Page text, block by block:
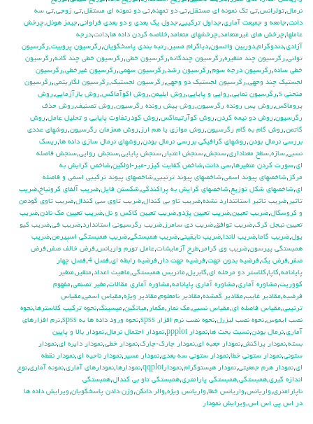
نرمال,تولرانس,تي تک نمونه اي مستقل,تي دو تمهنه,تي دو نمونه اي مستقل,تي زوجي,تي سه
دانت,جامعه و جميعت آماري,جداول تركيبي,جدول يك بعدي و دو بعدي فراواني,جيمز هوئل,چرخش
عاملها,چرخش هاي غيرمتعامد,چرخشهاي متعامد,خلاصه كردن داده ها,دانت,درجه
آزادي,دندوگرام,دوربين واتسون,دياگرام مسير ,رتبه بندي پاسخگويان,رگرسيون پروبيت,رگرسيون
تواني,رگرسيون چند متغيره,رگرسيون چندگانه,رگرسيون خطي,رگرسيون خطي چند گانه,رگرسيون
خطي ساده,رگرسيون درجه سوم,رگرسيون رشد,رگرسيون سهمي,رگرسيون غيرخطي,رگرسيون
لجستيك چند وجهي,رگرسيون لجستيك دو وجهي,رگرسيون لجستيک,رگرسيون لگاريتمي,رگرسيون
منحني s
,رگرسيون نمايي,روايي و پايايي,روش ابليمن,روش اكوآماكس,روش بازآزمايي,روش
پروماكس,روش پس رونده رگرسيون,روش پيش رونده رگرسيون,روش تصنيف,روش حذف
رگرسيون,روش دو نيمه كردن,روش كوآرتيماكس,روش كودرتفاوت پايايي و تحليل عامل,روش
گاتمن,روش گام به گام رگرسيون,روش موازي يا هم ارز ,روش همزمان رگرسيون,روشهاي عددي
بررسي نرمال بودن,روشهاي گرافيكي بررسي نرمال بودن,روشهاي نرمال سازي داده ها,ريسك
نسبي,سازه,سطح معناداري,سنجش,سنجش اعتبار ,سنجش پايايي,سنجش روايي,سنجش فاصله
اي,سورت كردن متغيرها,سي دانت,شاخص كفايت كيزر-مير-اولكين,شاخص گرايش به
مركز ,شاخصهاي پيوند اسمي,شاخصهاي پيوند ترتيبي,شاخصهاي پيوند تركيبي اسمي و فاصله
اي,شاخصهاي شكل توزيع,شاخصهاي گرايش به پراكندگي,شكستن فايل,ضريب آلفاي کرونباخ,ضريب
تاثير ,ضريب تاثير استانتدارد نشده,ضريب تاو بي كندال,ضريب تاوي سي كندال,ضريب تاوي گودمن
و كروسكال,ضريب تعيين,ضريب تعيين پژدو,ضريب تعيين كاكس و نل,ضريب تعيين مك نادن,ضريب
تعيين نيجل كرك,ضريب توافق,ضريب دي سامرز ,ضريب رگرسيوني استاندارد,ضريب في,ضريب كيو
يول,ضريب گاما,ضريب لاندا,ضريب نايقيني,ضريب همبستگي,ضريب همبستگي اسپيرمن,ضريب
همبستگي پيرسون,ضريب وي كرامر ,طرح آزمايشات,عامل تورم واريانس,فرض خالف صفر ,فرض
صفر ,فرض يك,فرضيه بدون جهت,فرضيه جهت دار ,فرضيه رابطه اي,فصل 4 ,فصل چهار
پايانامه,كاپا,كلاستر دو مرحله اي,گابريل,ماتريس همبستگي,ماهيت اعداد,متغير ,متغير
كووريت,مشاوره آماري,مشاوره آماري پايانامه,مشاوره آماري مقالات,مغير تصنعي,مفهوم
فرضيه,مقادير غايب,مقادير گمشده,مقادير نامعلوم,مقادير ويژه,مقياس اسمي,مقياس
ترتيبي,مقياس فاصله اي,مقياس نسبي,مك نمار ,مكمار ,ميانگين,ميسينگ,نحوه تركيب كلاسترها,نحوه
نصب ايموس,نحوه نصب ليزرل,نحوه نصب نرم افزار spss ,نحوه ورود داده ها به spss ,نرم افزارهاي
آماري,نرمال بودن,نسبت بخت ها,نمودار ppplot ,نمودار احتمال نرمال,نمودار بالا و پايين
بسته,نمودار پراكنش,نمودار جعبه اي,نمودار چارك-چارك,نمودار خطي,نمودار دايره اي,نمودار
ستوني,نمودار ستوني خطا,نمودار ستوني سه بعدي,نمودار مسير ,نمودار ناحيه اي,نمودار نقطه
اي,نمودار هرم جمعيتي,نمودار هيستوگرام,نمودارqqplot ,نمودارها,نمودارهاي آماري,نمونه آماري,نوع
اندازه گيري,همبستگي,همبستگي پارامتري,همبستگي تاو بي کندال,همبستگي
ناپارامتري,واريانس,واريانس خطا,واريانس ويژه,والر دانكن,وزن دادن پاسخگويان,ويرايش داده ها
در اس پي اس اس,ويرايش نمودار